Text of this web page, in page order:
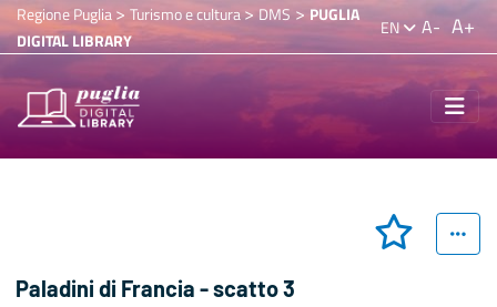
Regione Puglia> Turismo e cultura>DMS > PUGLIA
DIGITAL LIBRARY
EN A- A+
Paladini di Francia - scatto 3